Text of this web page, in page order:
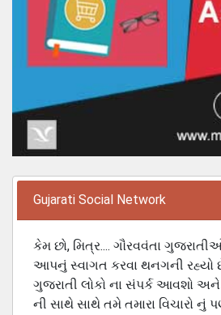
Gujarati Social Network
કેમ છો, મિત્ર.... ગૌરવવંતા
આપનું સ્વાગત કરવા થનગની
ગુજરાતી લોકો ના સંપર્ક આવશો અને
ની સાથે સાથે તમે તમારા વિચારો નું